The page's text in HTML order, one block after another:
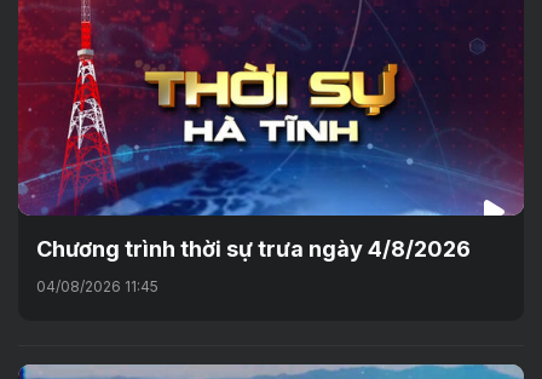
Chương trình thời sự trưa ngày 4/8/2026
04/08/2026 11:45